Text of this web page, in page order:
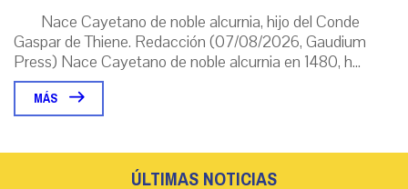
Nace Cayetano de noble alcurnia, hijo del Conde
Gaspar de Thiene. Redacción (07/08/2026, Gaudium
Press) Nace Cayetano de noble alcurnia en 1480, h...
MÁS
ÚLTIMAS NOTICIAS